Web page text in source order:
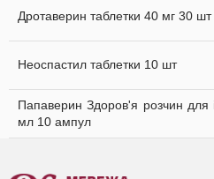
Дротаверин таблетки 40 мг 30 шт
Неоспастил таблетки 10 шт
Папаверин Здоров'я розчин для
мл 10 ампул